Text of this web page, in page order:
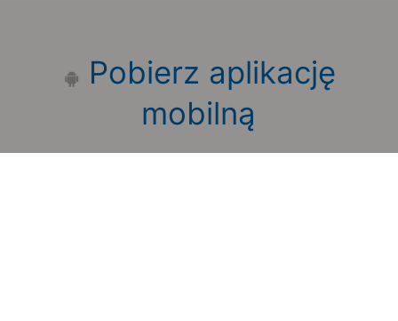
Pobierz aplikację
mobilną